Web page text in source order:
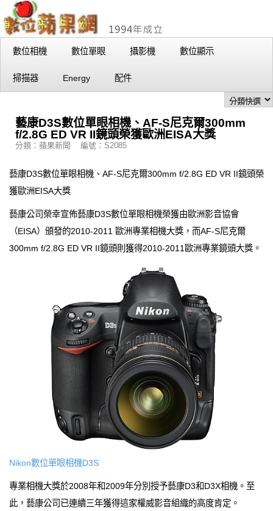
數位相機 數位單眼 攝影機 數位顯示
掃描器 Energy 配件
藝康D3S數位單眼相機、AF-S尼克爾300mm
f/2.8G ED VR II鏡頭榮獲歐洲EISA大獎
分類：蘋果新聞 編號：S2085
藝康D3S數位單眼相機、AF-S尼克爾300mm f/2.8G ED VR II鏡頭榮
獲歐洲EISA大獎
藝康公司榮幸宣佈藝康D3S數位單眼相機榮獲由歐洲影音協會
（EISA）頒發的2010-2011 歐洲專業相機大獎，而AF-S尼克爾
300mm f/2.8G ED VR II鏡頭則獲得2010-2011歐洲專業鏡頭大獎。
Nikon數位單眼相機D3S
專業相機大獎於2008年和2009年分別授予藝康D3和D3X相機。至
此，藝康公司已連續三年獲得這家權威影音組織的高度肯定。